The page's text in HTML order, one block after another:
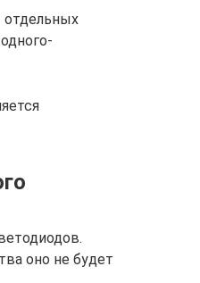
оно не будет